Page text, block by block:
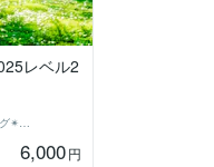
レベル2
明日香【レイキヒーリング✴︎伝授】します
6,000円